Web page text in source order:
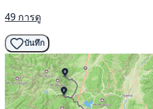
49 การดู
บันทึก